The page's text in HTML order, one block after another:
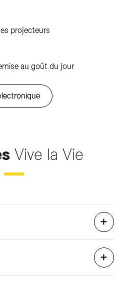
projecteurs
au goût du jour
Vive la Vie